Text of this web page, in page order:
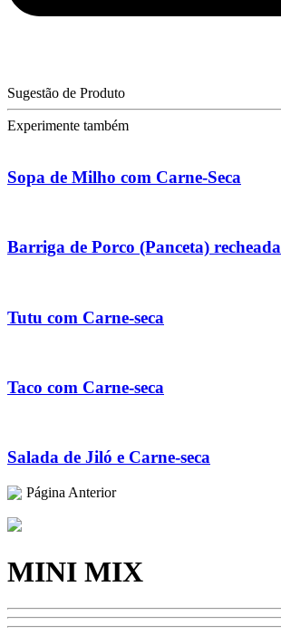
Sugestão de Produto
Experimente também
Sopa de Milho com Carne-Seca
Barriga de Porco (Panceta) recheada
Tutu com Carne-seca
Taco com Carne-seca
Salada de Jiló e Carne-seca
Página Anterior
MINI MIX